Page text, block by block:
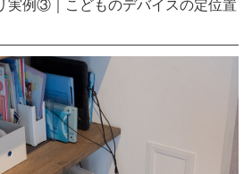
実例③｜こどものデバイスの定位置